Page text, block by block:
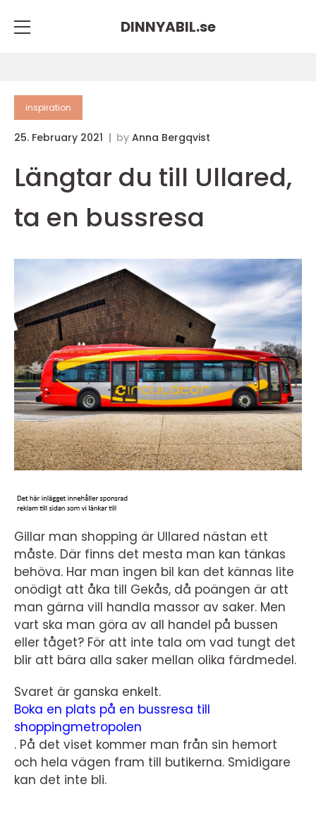
DINNYABIL.se
inspiration
25. February 2021 by Anna Bergqvist
Längtar du till Ullared,
ta en bussresa
Gillar man shopping är Ullared nästan ett
måste. Där finns det mesta man kan tänkas
behöva. Har man ingen bil kan det kännas lite
onödigt att åka till Gekås, då poängen är att
man gärna vill handla massor av saker. Men
vart ska man göra av all handel på bussen
eller tåget? För att inte tala om vad tungt det
blir att bära alla saker mellan olika färdmedel.
Svaret är ganska enkelt.
Boka en plats på en bussresa till
shoppingmetropolen
. På det viset kommer man från sin hemort
och hela vägen fram till butikerna. Smidigare
kan det inte bli.